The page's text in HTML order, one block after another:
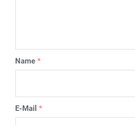
Name *
E-Mail *